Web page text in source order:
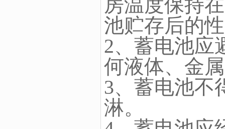
房温度保持
池贮存后的
2、蓄电池应
何液体、金
3、蓄电池不
淋。